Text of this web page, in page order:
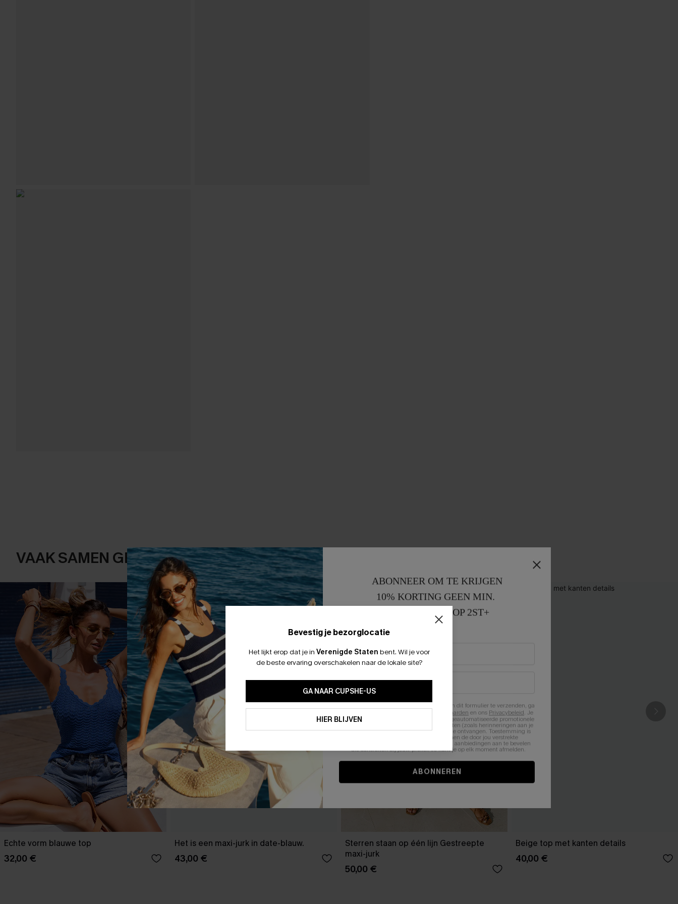
VAAK SAMEN GEKOCHT
Echte vorm blauwe top
32,00 €
Het is een maxi-jurk in date-blauw.
43,00 €
Sterren staan op één lijn Gestreepte
maxi-jurk
50,00 €
Beige top met kanten details
40,00 €
Bevestig je bezorglocatie
Het lijkt erop dat je in Verenigde Staten bent. Wil je voor
de beste ervaring overschakelen naar de lokale site?
GA NAAR CUPSHE-US
HIER BLIJVEN
ABONNEER OM TE KRIJGEN
10% KORTING GEEN MIN.
15% KORTING OP 2ST+
Door je contactgegevens in te vullen en dit formulier te verzenden, ga
Algemene Voorwaarden en ons Privacybeleid. Je
stemt er tevens mee in om herhaalde geautomatiseerde promotionele
en gepersonaliseerde marketingberichten (zoals herinneringen aan je
winkelwagen) en e-mails van Cupshe te ontvangen. Toestemming is
niet vereist voor een aankoop. We kunnen de door jou verstrekte
informatie gebruiken om producten en aanbiedingen aan te bevelen
die aansluiten bij jouw profiel. Je kunt je op elk moment afmelden.
ABONNEREN